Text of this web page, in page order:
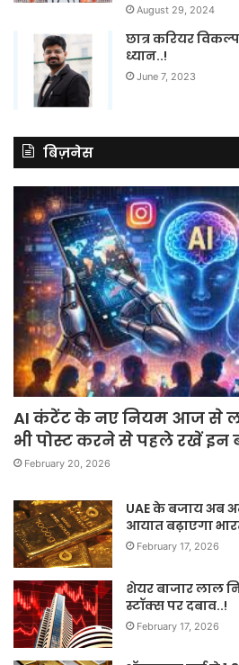
August 29, 2024
छात्र करियर
ध्यान..!
June 7, 2023
बिज़नेस
AI कंटेंट के नए नियम आज से
भी पोस्ट करने से पहले रखें इन
February 20, 2026
UAE के बजाय अब
आयात बढ़ाएगा
February 17, 2026
शेयर बाजार लाल
स्टॉक्स पर दबाव..!
February 17, 2026